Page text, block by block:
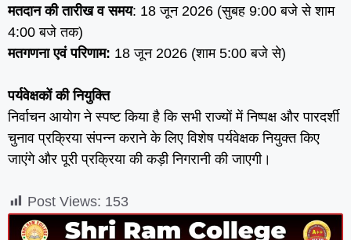
मतदान की तारीख व समय: 18 जून 2026 (सुबह 9:00 बजे से शाम
4:00 बजे तक)
मतगणना एवं परिणाम: 18 जून 2026 (शाम 5:00 बजे से)
पर्यवेक्षकों की नियुक्ति
निर्वाचन आयोग ने स्पष्ट किया है कि सभी राज्यों में निष्पक्ष और पारदर्शी
चुनाव प्रक्रिया संपन्न कराने के लिए विशेष पर्यवेक्षक नियुक्त किए
जाएंगे और पूरी प्रक्रिया की कड़ी निगरानी की जाएगी।
Post Views: 153